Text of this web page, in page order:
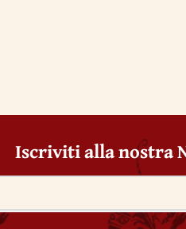
Iscriviti alla nostra